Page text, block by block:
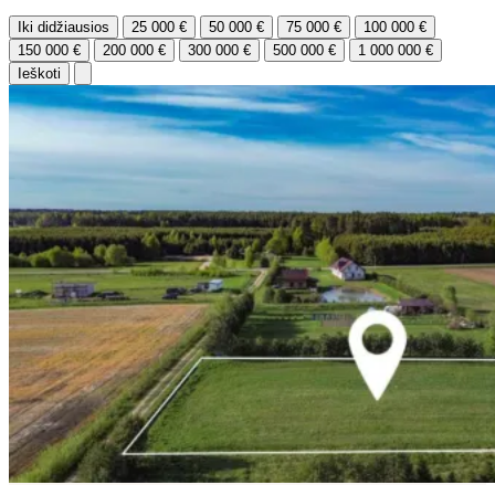
Iki didžiausios 25 000 € 50 000 € 75 000 €
100 000 €
150 000 €
200 000 € 300 000 € 500 000 €
1 000 000 €
Ieškoti